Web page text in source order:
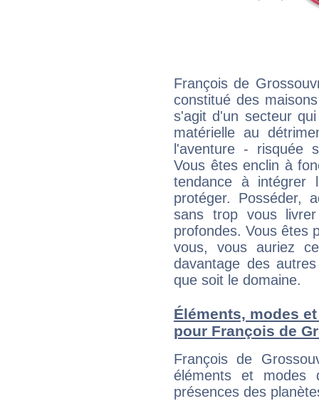
François de
constitué des
s'agit d'un secteur
matérielle au
l'aventure - risquée
Vous êtes enclin à
tendance à
protéger. Posséder,
sans trop vous
profondes. Vous êtes
vous, vous auriez
davantage des
que soit le domaine.
Éléments, modes
pour François de
François de
éléments et modes
présences des